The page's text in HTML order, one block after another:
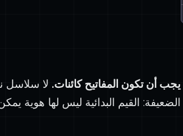
// يختفي إدخال cache تلقائيًا
يجب أن تكون المفاتيح كائنات. لا سلاسل
الضعيفة: القيم البدائية ليس لها هوية